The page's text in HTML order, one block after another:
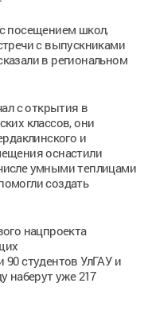
посещением школ,
с выпускниками
в региональном
с открытия в
классов, они
и
оснастили
умными теплицами
создать
нацпроекта
студентов УлГАУ и
наберут уже 217